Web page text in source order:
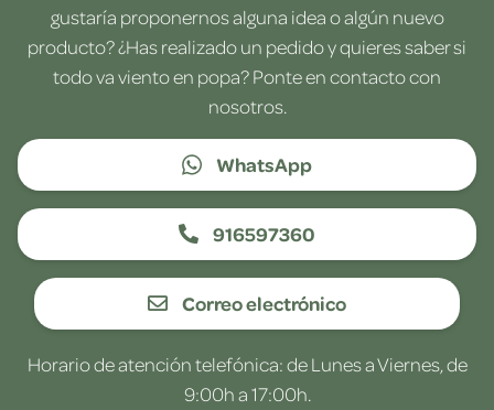
gustaría proponernos alguna idea o algún nuevo
producto? ¿Has realizado un pedido y quieres saber si
todo va viento en popa? Ponte en contacto con
nosotros.
WhatsApp
916597360
Correo electrónico
Horario de atención telefónica: de Lunes a Viernes, de
9:00h a 17:00h.